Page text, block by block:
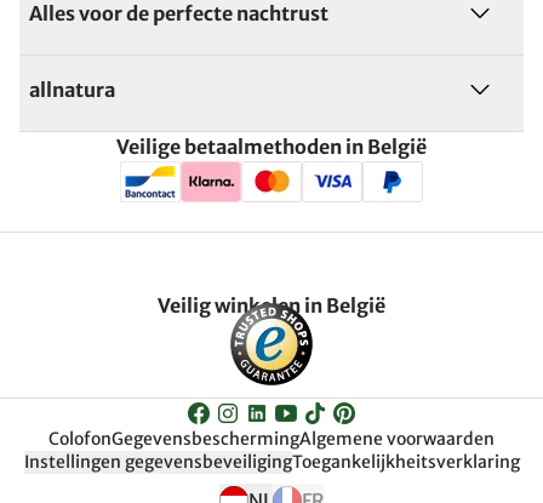
Alles voor de perfecte nachtrust
allnatura
Veilige betaalmethoden in België
Veilig winkelen in België
ColofonGegevensbeschermingAlgemene voorwaarden
Instellingen gegevensbeveiligingToegankelijkheitsverklaring